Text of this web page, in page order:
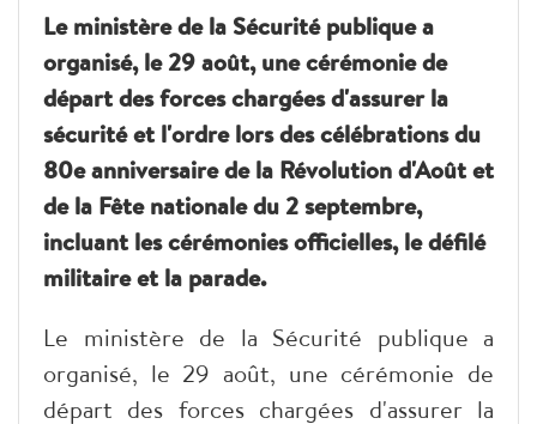
Le ministère de la Sécurité publique a
organisé, le 29 août, une cérémonie de
départ des forces chargées d'assurer la
sécurité et l'ordre lors des célébrations du
80e anniversaire de la Révolution d'Août et
de la Fête nationale du 2 septembre,
incluant les cérémonies officielles, le défilé
militaire et la parade.
Le ministère de la Sécurité publique a
organisé, le 29 août, une cérémonie de
départ des forces chargées d'assurer la